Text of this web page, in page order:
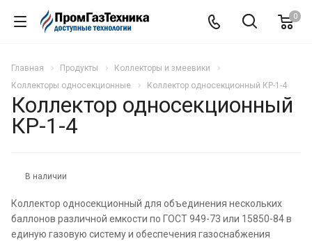
0
Главная Продукты
Коллекторы и змеевики
Коллекторы односекционные
Коллектор односекционный КР-1-4
Коллектор односекционный
КР-1-4
В наличии
Коллектор односекционный для объединения нескольких
баллонов различной емкости по ГОСТ 949-73 или 15850-84 в
единую газовую систему и обеспечения газоснабжения